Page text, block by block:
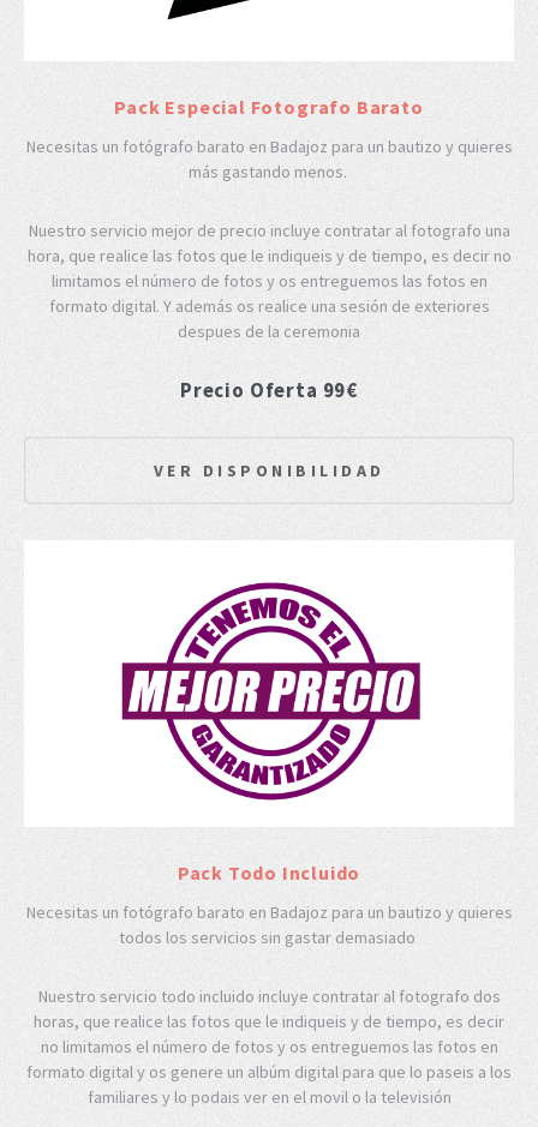
Pack Especial Fotografo Barato
Necesitas un fotógrafo barato en Badajoz para un bautizo y quieres
más gastando menos.
Nuestro servicio mejor de precio incluye contratar al fotografo una
hora, que realice las fotos que le indiqueis y de tiempo, es decir no
limitamos el número de fotos y os entreguemos las fotos en
formato digital. Y además os realice una sesión de exteriores
despues de la ceremonia
Precio Oferta 99€
VER DISPONIBILIDAD
Pack Todo Incluido
Necesitas un fotógrafo barato en Badajoz para un bautizo y quieres
todos los servicios sin gastar demasiado
Nuestro servicio todo incluido incluye contratar al fotografo dos
horas, que realice las fotos que le indiqueis y de tiempo, es decir
no limitamos el número de fotos y os entreguemos las fotos en
formato digital y os genere un albúm digital para que lo paseis a los
familiares y lo podais ver en el movil o la televisión